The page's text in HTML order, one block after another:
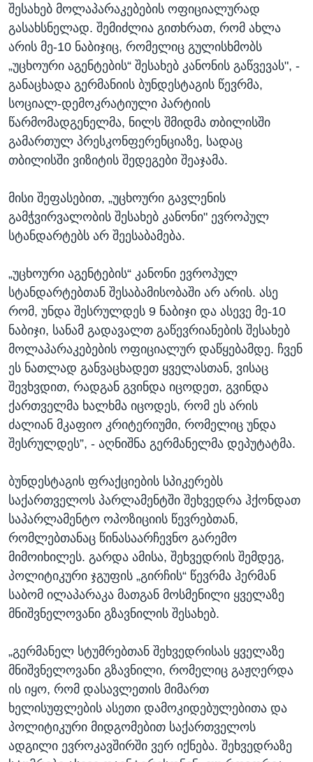
შესახებ მოლაპარაკებების ოფიციალურად
გასახსნელად. შემიძლია გითხრათ, რომ ახლა
არის მე-10 ნაბიჯიც, რომელიც გულისხმობს
„უცხოური აგენტების“ შესახებ კანონის გაწვევას", -
განაცხადა გერმანიის ბუნდესტაგის წევრმა,
სოციალ-დემოკრატიული პარტიის
წარმომადგენელმა, ნილს შმიდმა თბილისში
გამართულ პრესკონფერენციაზე, სადაც
თბილისში ვიზიტის შედეგები შეაჯამა.
მისი შეფასებით, „უცხოური გავლენის
გამჭვირვალობის შესახებ კანონი" ევროპულ
სტანდარტებს არ შეესაბამება.
„უცხოური აგენტების“ კანონი ევროპულ
სტანდარტებთან შესაბამისობაში არ არის. ასე
რომ, უნდა შესრულდეს 9 ნაბიჯი და ასევე მე-10
ნაბიჯი, სანამ გადავალთ გაწევრიანების შესახებ
მოლაპარაკებების ოფიციალურ დაწყებამდე. ჩვენ
ეს ნათლად განვაცხადეთ ყველასთან, ვისაც
შევხვდით, რადგან გვინდა იცოდეთ, გვინდა
ქართველმა ხალხმა იცოდეს, რომ ეს არის
ძალიან მკაფიო კრიტერიუმი, რომელიც უნდა
შესრულდეს”, - აღნიშნა გერმანელმა დეპუტატმა.
ბუნდესტაგის ფრაქციების სპიკერებს
საქართველოს პარლამენტში შეხვედრა ჰქონდათ
საპარლამენტო ოპოზიციის წევრებთან,
რომლებთანაც წინასაარჩევნო გარემო
მიმოიხილეს. გარდა ამისა, შეხვედრის შემდეგ,
პოლიტიკური ჯგუფის „გირჩის“ წევრმა ჰერმან
საბომ ილაპარაკა მათგან მოსმენილი ყველაზე
მნიშვნელოვანი გზავნილის შესახებ.
„გერმანელ სტუმრებთან შეხვედრისას ყველაზე
მნიშვნელოვანი გზავნილი, რომელიც გაჟღერდა
ის იყო, რომ დასავლეთის მიმართ
ხელისუფლების ასეთი დამოკიდებულებითა და
პოლიტიკური მიდგომებით საქართველოს
ადგილი ევროკავშირში ვერ იქნება. შეხვედრაზე